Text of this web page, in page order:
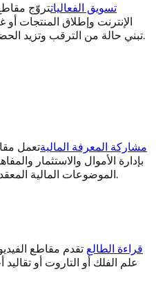
تسويق الفعالياتتروّج
الإنترنت وإطلاق المنتجات
تبني حالة من الترقب وتزيد الحضور من خلال محتوى بصري جذاب.
مشاركة المعرفة الماليةتعمل
بإدارة الأموال والاستثمار
الموضوعات المالية المعقدة وجعلها في متناول جمهور أوسع.
قراءة الطالع تقدم مقاطع
علم الفلك أو التاروت أو